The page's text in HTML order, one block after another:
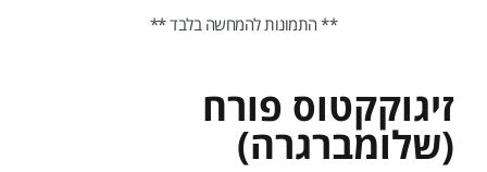
זיגוקקטוס פורח
(שלומברגרה)
** התמונות להמחשה בלבד **